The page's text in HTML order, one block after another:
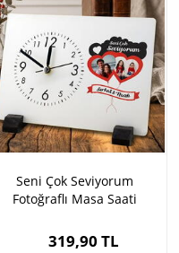
Seni Çok Seviyorum
Fotoğraflı Masa Saati
319,90 TL